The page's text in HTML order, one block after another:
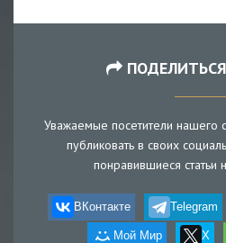
Уважаемые посетители нашего
публиковать в своих
понравившиеся статьи
ВКонтакте Telegram
Мой Мир X